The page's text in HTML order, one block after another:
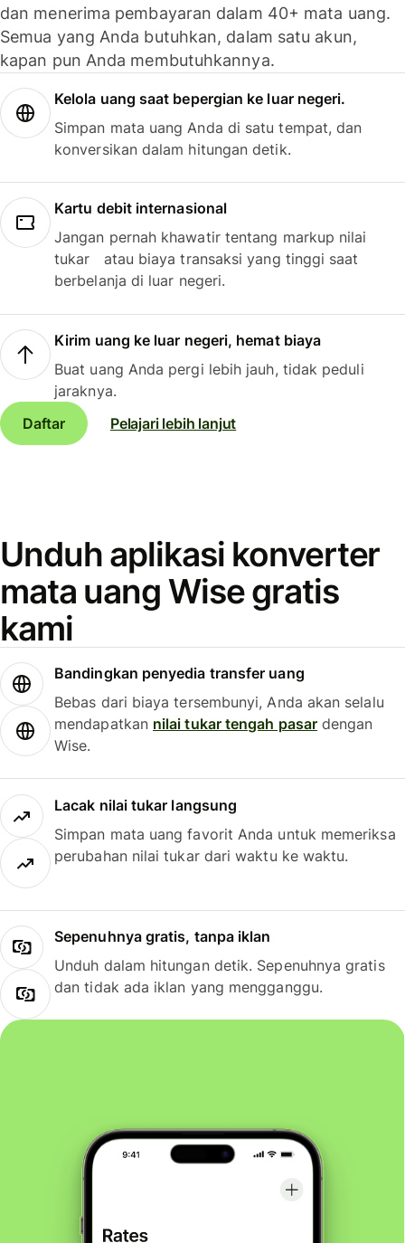
dan menerima pembayaran dalam 40+ mata uang.
Semua yang Anda butuhkan, dalam satu akun,
kapan pun Anda membutuhkannya.
Kelola uang saat bepergian ke luar negeri.
Simpan mata uang Anda di satu tempat, dan
konversikan dalam hitungan detik.
Kartu debit internasional
Jangan pernah khawatir tentang markup nilai
tukar atau biaya transaksi yang tinggi saat
berbelanja di luar negeri.
Kirim uang ke luar negeri, hemat biaya
Buat uang Anda pergi lebih jauh, tidak peduli
jaraknya.
Daftar
Pelajari lebih lanjut
Unduh aplikasi konverter
mata uang Wise gratis
kami
Bandingkan penyedia transfer uang
Bebas dari biaya tersembunyi, Anda akan selalu
mendapatkan nilai tukar tengah pasardengan
Wise.
Lacak nilai tukar langsung
Simpan mata uang favorit Anda untuk memeriksa
perubahan nilai tukar dari waktu ke waktu.
Sepenuhnya gratis, tanpa iklan
Unduh dalam hitungan detik. Sepenuhnya gratis
dan tidak ada iklan yang mengganggu.